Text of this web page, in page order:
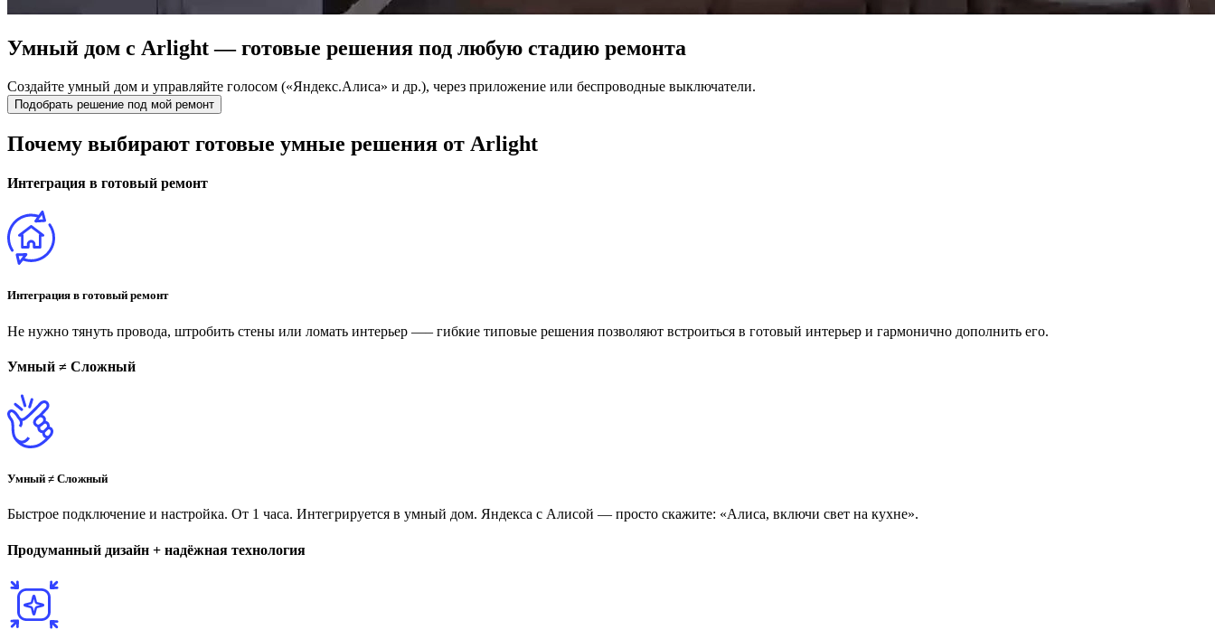
Умный дом с Arlight —готовые решения под любую стадию ремонта
Создайте умный дом и управляйте голосом («Яндекс.Алиса» и др.), через приложение или беспроводные выключатели.
Подобрать решение под мой ремонт
Почему выбирают готовые умные решения от Arlight
Интеграция в готовый ремонт
Интеграция в готовый ремонт
Не нужно тянуть провода, штробить стены или ломать интерьер —– гибкие типовые решения позволяют встроиться в готовый интерьер и гармонично дополнить его.
Умный ≠ Сложный
Умный ≠ Сложный
Быстрое подключение и настройка. От 1 часа. Интегрируется в умный дом. Яндекса с Алисой — просто скажите: «Алиса, включи свет на кухне».
Продуманный дизайн + надёжная технология